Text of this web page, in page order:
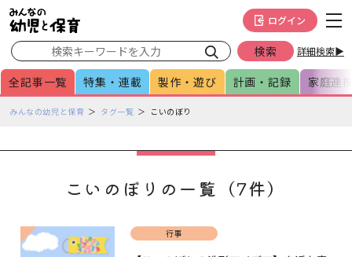
詳細検索▶
ログイン
全記事一覧 特集・連載 製作・遊び 計画・記録 家庭連
ペみんなの幼児と保育 タグ一覧 こいのぼり
こいのぼりの一覧（7件）
行事